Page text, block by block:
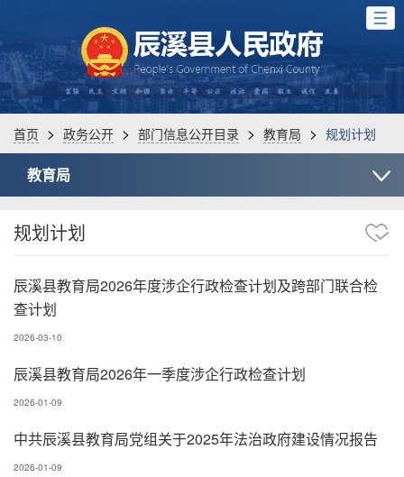
首页 > 政务公开 > 部门信息公开目录 > 教育局 > 规划计划
教育局
规划计划
辰溪县教育局2026年度涉企行政检查计划及跨部门联合检
查计划
2026-03-10
辰溪县教育局2026年一季度涉企行政检查计划
2026-01-09
中共辰溪县教育局党组关于2025年法治政府建设情况报告
2026-01-09